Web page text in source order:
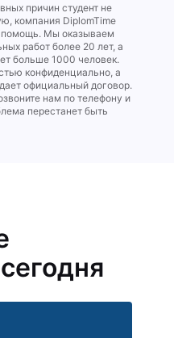
причин студент не
компания DiplomTime
помощь. Мы оказываем
работ более 20 лет, а
больше 1000 человек.
конфиденциально, а
официальный договор.
нам по телефону и
перестанет быть